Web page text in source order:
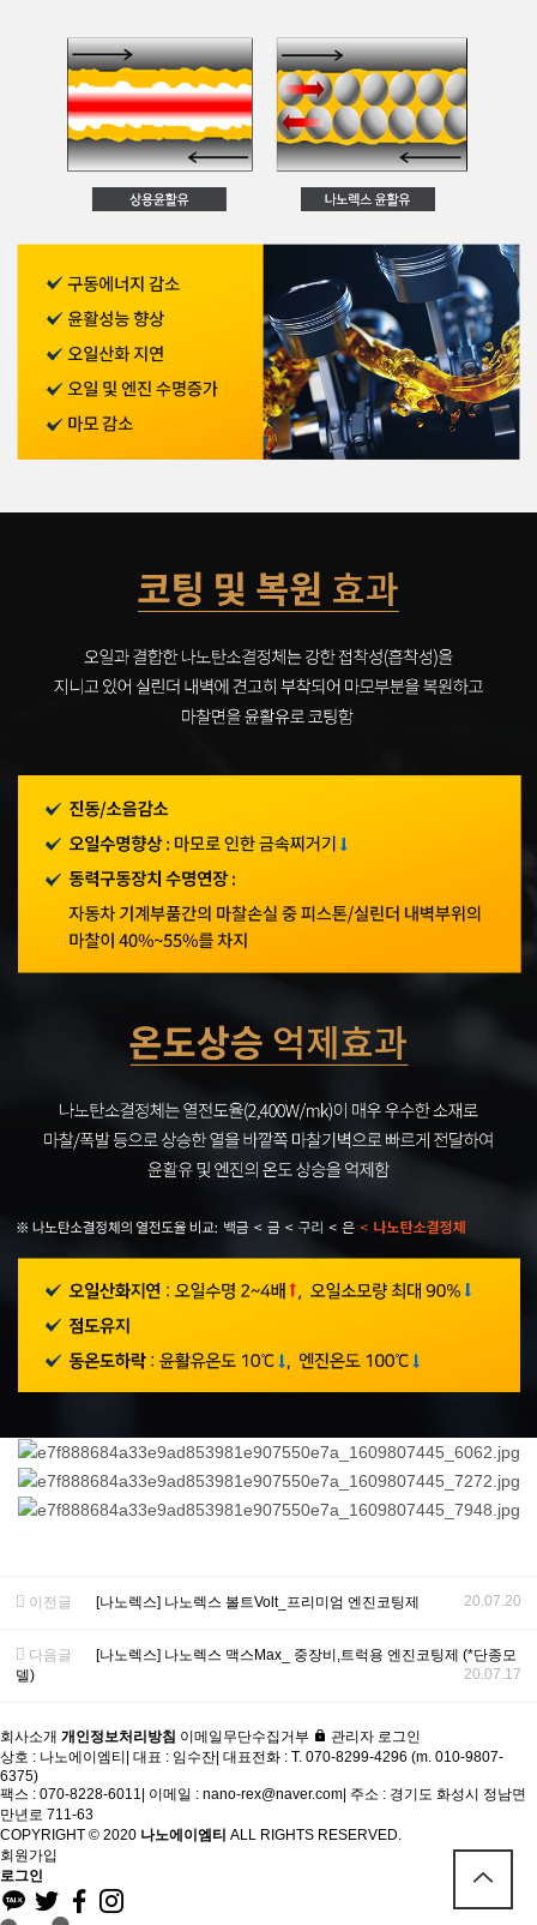
이전글 [나노렉스] 나노렉스 볼트Volt_프리미엄 엔진코팅제 20.07.20
다음글
[나노렉스] 나노렉스 맥스Max_ 중장비,트럭용 엔진코팅제 (*단종모
델)
20.07.17
회사소개 개인정보처리방침 이메일무단수집거부
관리자 로그인
상호 : 나노에이엠티| 대표 : 임수잔| 대표전화 : T. 070-8299-4296 (m. 010-9807-
6375)
팩스 : 070-8228-6011| 이메일 : nano-rex@naver.com| 주소 : 경기도 화성시 정남면
만년로 711-63
COPYRIGHT © 2020 나노에이엠티 ALL RIGHTS RESERVED.
회원가입
로그인